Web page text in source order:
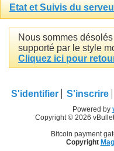
Etat et Suivis du
Nous sommes
supporté par le style
Cliquez ici pour
S'identifier S'inscrire
Powered by
Copyright © 2026
Bitcoin payment
Copyright